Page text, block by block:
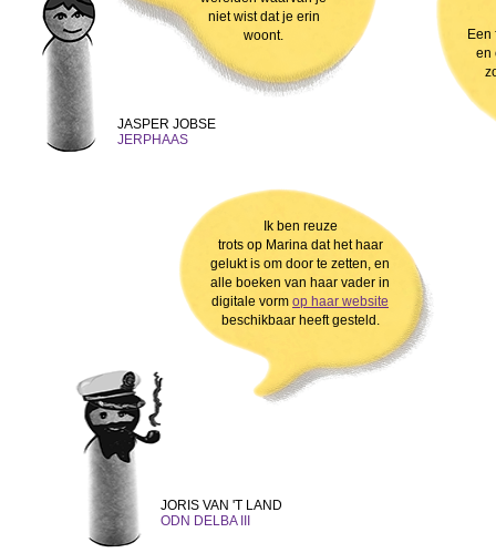
niet wist dat je erin
woont.
JASPER JOBSE
JERPHAAS
JORIS VAN 'T LAND
ODN DELBA III
Ik ben reuze
trots op Marina dat het haar
gelukt is om door te zetten, en
alle boeken van haar vader in
digitale vorm op haar website
beschikbaar heeft gesteld.
Een
en